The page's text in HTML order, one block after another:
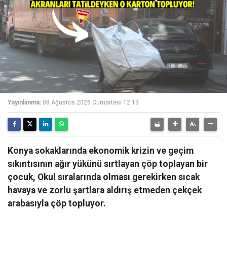
Yayınlanma: 08 Ağustos 2026 Cumartesi 12:13
Konya sokaklarında ekonomik krizin ve geçim
sıkıntısının ağır yükünü sırtlayan çöp toplayan bir
çocuk, Okul sıralarında olması gerekirken sıcak
havaya ve zorlu şartlara aldırış etmeden çekçek
arabasıyla çöp topluyor.